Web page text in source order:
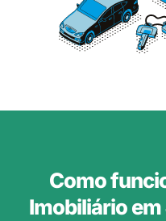
Como
Imobiliário em